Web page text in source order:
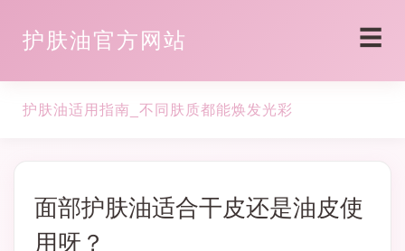
护肤油官方网站 ☰
护肤油适用指南_不同肤质都能焕发光彩
面部护肤油适合干皮还是油皮使
用呀？